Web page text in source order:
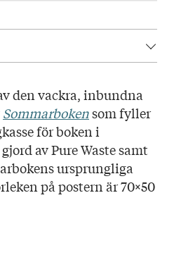
med bok, poster och
den vackra, inbundna
Sommarbokensom fyller
för boken i
av Pure Waste samt
ursprungliga
på postern är 70×50